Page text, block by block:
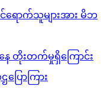
ောက်သူများအား မိဘ
နေ တိုးတက်မှုရှိကြောင်း
ြောကြား